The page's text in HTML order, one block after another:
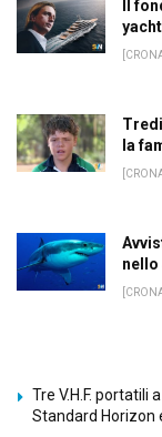
Il
la
nello
Tre V.H.F. portatili
Standard Horizon